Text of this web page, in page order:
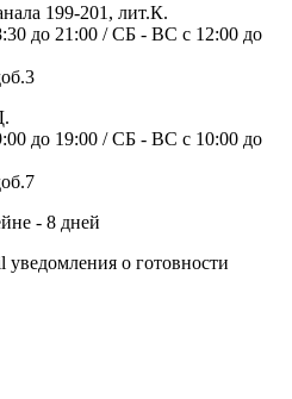
199-201, лит.К.
до 21:00 / СБ - ВС с 12:00 до
до 19:00 / СБ - ВС с 10:00 до
- 8 дней
уведомления о готовности